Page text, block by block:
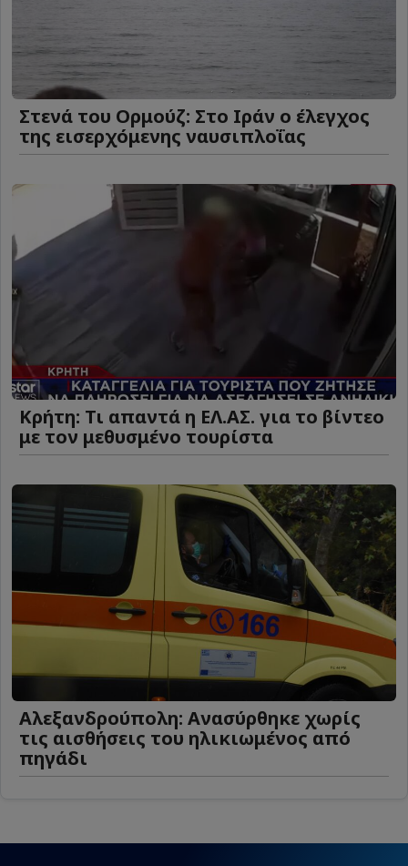
Στενά του Ορμούζ: Στο Ιράν ο έλεγχος
της εισερχόμενης ναυσιπλοΐας
Κρήτη: Τι απαντά η ΕΛ.ΑΣ. για το βίντεο
με τον μεθυσμένο τουρίστα
Αλεξανδρούπολη: Ανασύρθηκε χωρίς
τις αισθήσεις του ηλικιωμένος από
πηγάδι